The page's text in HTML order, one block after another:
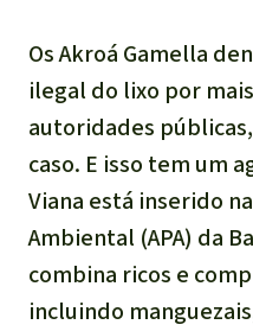
Os Akroá Gamella
ilegal do lixo por
autoridades
caso. E isso tem um
Viana está inserido
Ambiental (APA) da
combina ricos e
incluindo